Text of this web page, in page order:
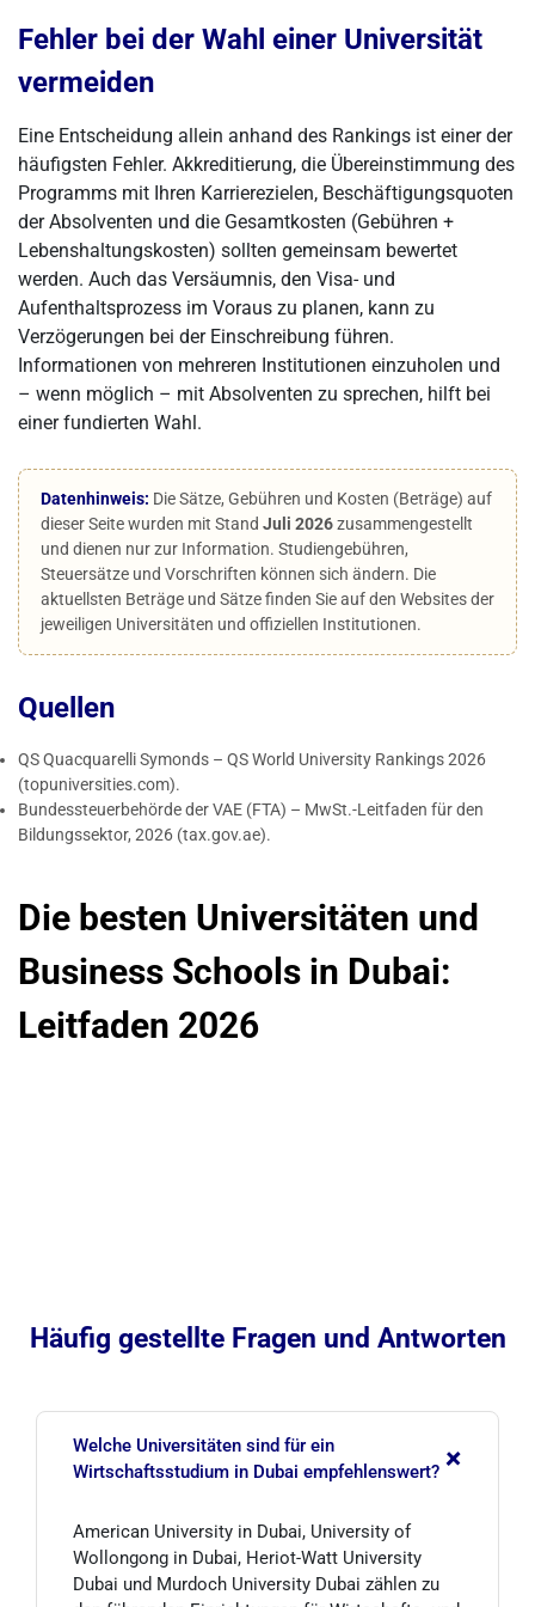
Fehler bei der Wahl einer Universität
vermeiden
Eine Entscheidung allein anhand des Rankings ist einer der
häufigsten Fehler. Akkreditierung, die Übereinstimmung des
Programms mit Ihren Karrierezielen, Beschäftigungsquoten
der Absolventen und die Gesamtkosten (Gebühren +
Lebenshaltungskosten) sollten gemeinsam bewertet
werden. Auch das Versäumnis, den Visa- und
Aufenthaltsprozess im Voraus zu planen, kann zu
Verzögerungen bei der Einschreibung führen.
Informationen von mehreren Institutionen einzuholen und
– wenn möglich – mit Absolventen zu sprechen, hilft bei
einer fundierten Wahl.
Datenhinweis: Die Sätze, Gebühren und Kosten (Beträge) auf
dieser Seite wurden mit Stand Juli 2026zusammengestellt
und dienen nur zur Information. Studiengebühren,
Steuersätze und Vorschriften können sich ändern. Die
aktuellsten Beträge und Sätze finden Sie auf den Websites der
jeweiligen Universitäten und offiziellen Institutionen.
Quellen
QS Quacquarelli Symonds – QS World University Rankings 2026
(topuniversities.com).
Bundessteuerbehörde der VAE (FTA) – MwSt.-Leitfaden für den
Bildungssektor, 2026 (tax.gov.ae).
Die besten Universitäten und
Business Schools in Dubai:
Leitfaden 2026
Häufig gestellte Fragen und Antworten
Welche Universitäten sind für ein
Wirtschaftsstudium in Dubai empfehlenswert?+
American University in Dubai, University of
Wollongong in Dubai, Heriot-Watt University
Dubai und Murdoch University Dubai zählen zu